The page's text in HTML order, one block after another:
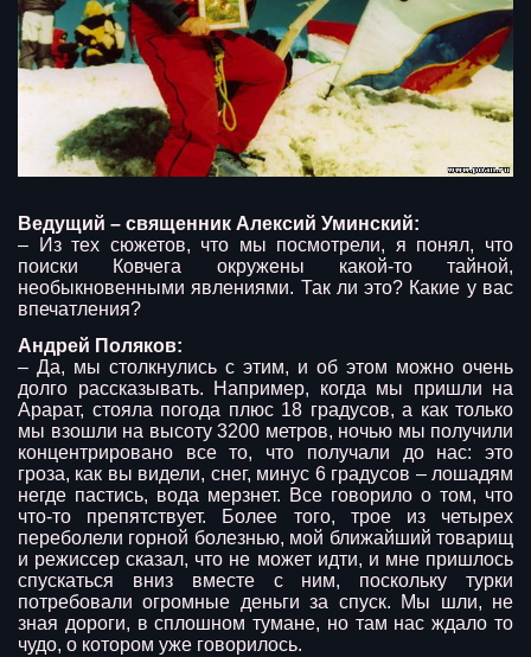
Ведущий – священник Алексий Уминский:
– Из тех сюжетов, что мы посмотрели, я понял, что
поиски Ковчега окружены какой-то тайной,
необыкновенными явлениями. Так ли это? Какие у вас
впечатления?
Андрей Поляков:
– Да, мы столкнулись с этим, и об этом можно очень
долго рассказывать. Например, когда мы пришли на
Арарат, стояла погода плюс 18 градусов, а как только
мы взошли на высоту 3200 метров, ночью мы получили
концентрировано все то, что получали до нас: это
гроза, как вы видели, снег, минус 6 градусов – лошадям
негде пастись, вода мерзнет. Все говорило о том, что
что-то препятствует. Более того, трое из четырех
переболели горной болезнью, мой ближайший товарищ
и режиссер сказал, что не может идти, и мне пришлось
спускаться вниз вместе с ним, поскольку турки
потребовали огромные деньги за спуск. Мы шли, не
зная дороги, в сплошном тумане, но там нас ждало то
чудо, о котором уже говорилось.